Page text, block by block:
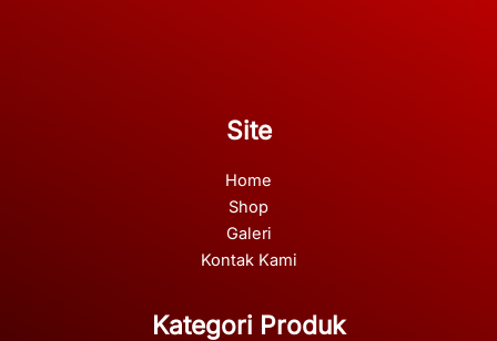
Site
Home
Shop
Galeri
Kontak Kami
Kategori Produk